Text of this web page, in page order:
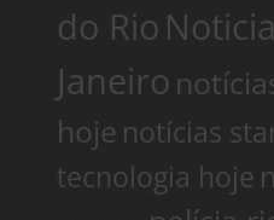
do Rio
Janeiro
hoje notícias
tecnologia hoje